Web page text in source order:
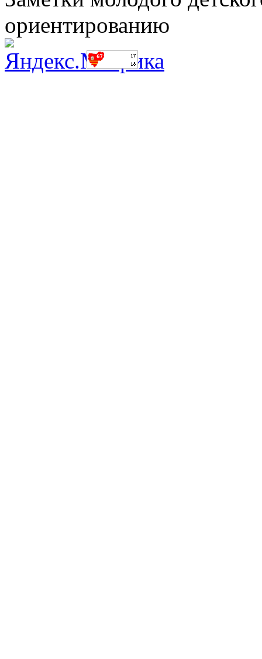
ориентированию